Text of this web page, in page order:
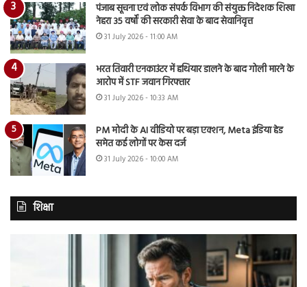
पंजाब सूचना एवं लोक संपर्क विभाग की संयुक्त निदेशक शिखा
नेहरा 35 वर्षों की सरकारी सेवा के बाद सेवानिवृत्त
31 July 2026 - 11:00 AM
भरत तिवारी एनकाउंटर में हथियार डालने के बाद गोली मारने के
आरोप में STF जवान गिरफ्तार
31 July 2026 - 10:33 AM
PM मोदी के AI वीडियो पर बड़ा एक्शन, Meta इंडिया हेड
समेत कई लोगों पर केस दर्ज
31 July 2026 - 10:00 AM
शिक्षा